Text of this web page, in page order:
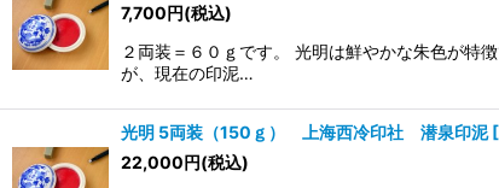
7,700円(税込)
２両装＝６０ｇです。 光明は鮮やかな朱色が特
が、現在の印泥…
光明 5両装（150ｇ） 上海西冷印社 潜泉印泥 [
22,000円(税込)